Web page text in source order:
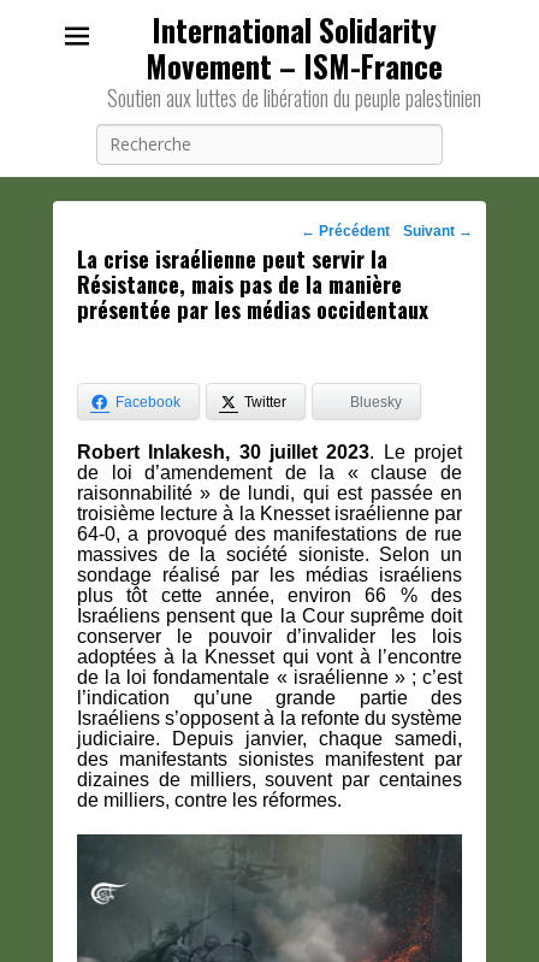
International Solidarity
Movement – ISM-France
Soutien aux luttes de libération du peuple palestinien
Navigation
des
posts
← Précédent Suivant →
La crise israélienne peut servir la
Résistance, mais pas de la manière
présentée par les médias occidentaux
Facebook Twitter Bluesky
Robert Inlakesh, 30 juillet 2023. Le projet
de loi d’amendement de la « clause de
raisonnabilité » de lundi, qui est passée en
troisième lecture à la Knesset israélienne par
64-0, a provoqué des manifestations de rue
massives de la société sioniste. Selon un
sondage réalisé par les médias israéliens
plus tôt cette année, environ 66 % des
Israéliens pensent que la Cour suprême doit
conserver le pouvoir d’invalider les lois
adoptées à la Knesset qui vont à l’encontre
de la loi fondamentale « israélienne » ; c’est
l’indication qu’une grande partie des
Israéliens s’opposent à la refonte du système
judiciaire. Depuis janvier, chaque samedi,
des manifestants sionistes manifestent par
dizaines de milliers, souvent par centaines
de milliers, contre les réformes.